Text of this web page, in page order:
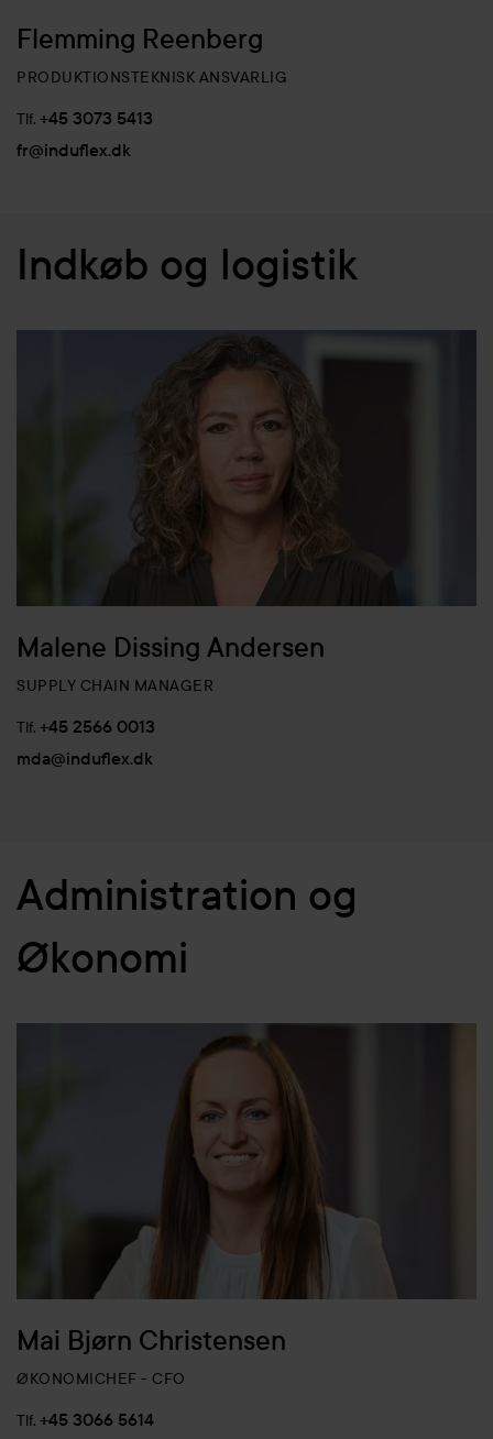
Flemming Reenberg
PRODUKTIONSTEKNISK ANSVARLIG
Tlf. +45 3073 5413
fr@induflex.dk
Indkøb og logistik
Malene Dissing Andersen
SUPPLY CHAIN MANAGER
Tlf. +45 2566 0013
mda@induflex.dk
Administration og
Økonomi
Mai Bjørn Christensen
ØKONOMICHEF - CFO
Tlf. +45 3066 5614